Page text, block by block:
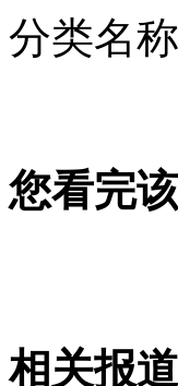
无痛分娩是否
分类名
您看完
相关报道